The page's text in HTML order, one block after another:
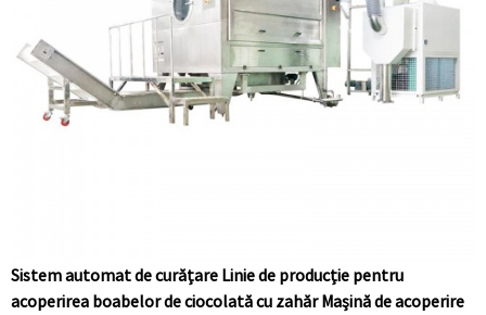
Sistem automat de curățare Linie de producție pentru
acoperirea boabelor de ciocolată cu zahăr Mașină de acoperire